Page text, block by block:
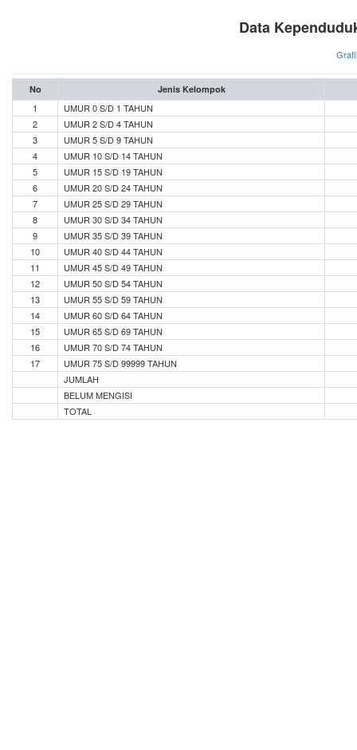
Data
No Jenis Kelompok
1
UMUR 0 S/D 1 TAHUN
2
UMUR 2 S/D 4 TAHUN
3
UMUR 5 S/D 9 TAHUN
4
UMUR 10 S/D 14 TAHUN
5
UMUR 15 S/D 19 TAHUN
6
UMUR 20 S/D 24 TAHUN
7
UMUR 25 S/D 29 TAHUN
8
UMUR 30 S/D 34 TAHUN
9
UMUR 35 S/D 39 TAHUN
10
UMUR 40 S/D 44 TAHUN
11
UMUR 45 S/D 49 TAHUN
12
UMUR 50 S/D 54 TAHUN
13
UMUR 55 S/D 59 TAHUN
14
UMUR 60 S/D 64 TAHUN
15
UMUR 65 S/D 69 TAHUN
16
UMUR 70 S/D 74 TAHUN
17
UMUR 75 S/D 99999 TAHUN
JUMLAH
BELUM MENGISI
TOTAL